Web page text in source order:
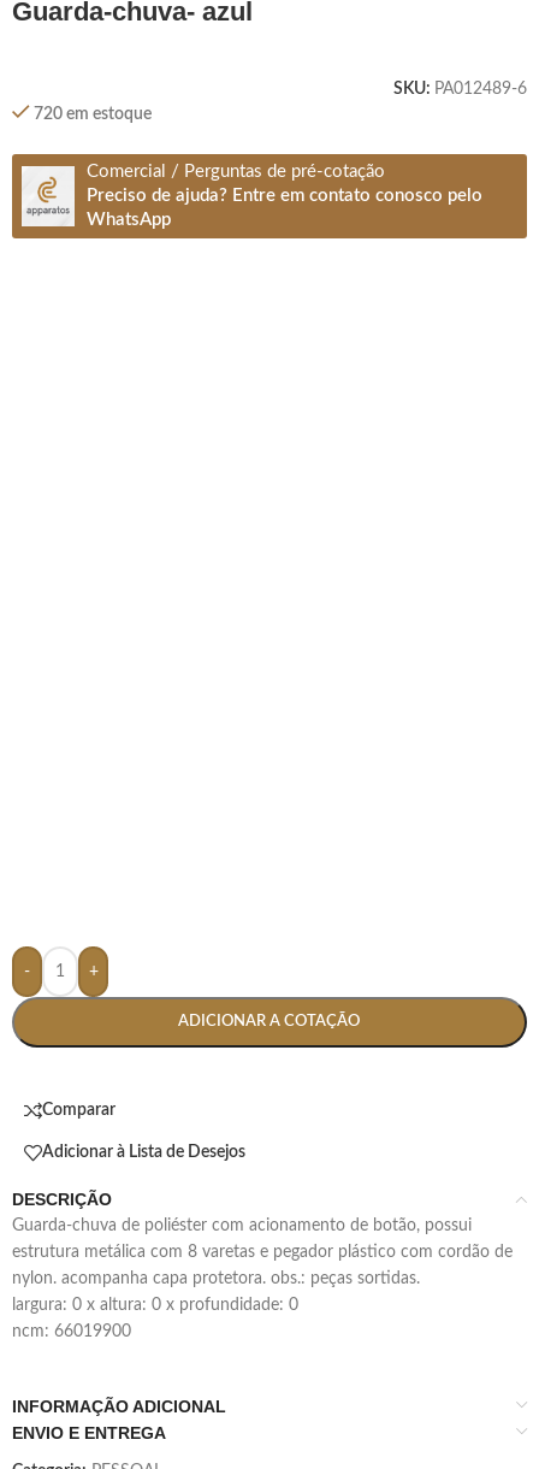
guarda-chuva- azul
SKU: PA012489-6
720 em estoque
Comercial / Perguntas de pré-cotação
Preciso de ajuda? Entre em contato conosco pelo
WhatsApp
- +
ADICIONAR A COTAÇÃO
Comparar
Adicionar à Lista de Desejos
DESCRIÇÃO
guarda-chuva de poliéster com acionamento de botão, possui
estrutura metálica com 8 varetas e pegador plástico com cordão de
nylon. acompanha capa protetora. obs.: peças sortidas.
largura: 0 x altura: 0 x profundidade: 0
ncm: 66019900
INFORMAÇÃO ADICIONAL
ENVIO E ENTREGA